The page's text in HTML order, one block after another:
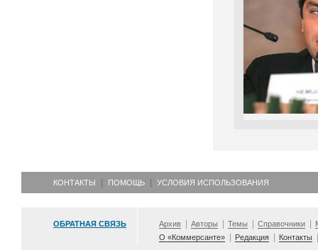
КОНТАКТЫ ПОМОЩЬ УСЛОВИЯ ИСПОЛЬЗОВАНИЯ
ОБРАТНАЯ СВЯЗЬ Архив Авторы Темы Справочники
О «Коммерсанте»
Редакция Контакты